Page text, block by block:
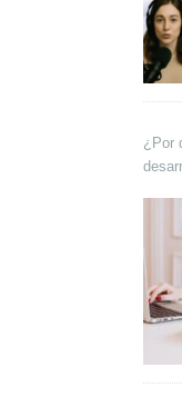
¿Por